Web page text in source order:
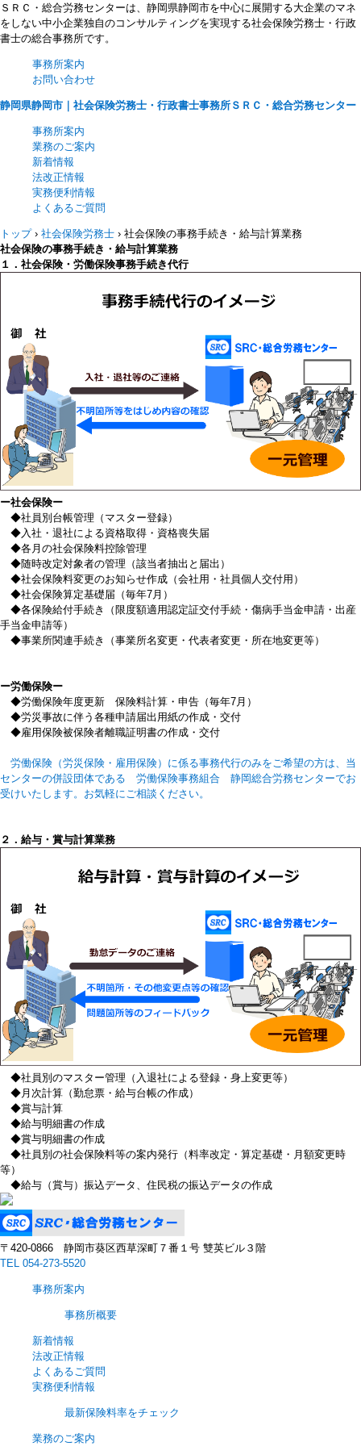
ＳＲＣ・総合労務センターは、静岡県静岡市を中心に展開する大企業のマネ
をしない中小企業独自のコンサルティングを実現する社会保険労務士・行政
書士の総合事務所です。
事務所案内
お問い合わせ
静岡県静岡市｜社会保険労務士・行政書士事務所ＳＲＣ・総合労務センター
事務所案内
業務のご案内
新着情報
法改正情報
実務便利情報
よくあるご質問
トップ› 社会保険労務士 › 社会保険の事務手続き・給与計算業務
社会保険の事務手続き・給与計算業務
１．社会保険・労働保険事務手続き代行
ー社会保険ー
◆社員別台帳管理（マスター登録）
◆入社・退社による資格取得・資格喪失届
◆各月の社会保険料控除管理
◆随時改定対象者の管理（該当者抽出と届出）
◆社会保険料変更のお知らせ作成（会社用・社員個人交付用）
◆社会保険算定基礎届（毎年7月）
◆各保険給付手続き（限度額適用認定証交付手続・傷病手当金申請・出産
手当金申請等）
◆事業所関連手続き（事業所名変更・代表者変更・所在地変更等）
ー労働保険ー
◆労働保険年度更新 保険料計算・申告（毎年7月）
◆労災事故に伴う各種申請届出用紙の作成・交付
◆雇用保険被保険者離職証明書の作成・交付
労働保険（労災保険・雇用保険）に係る事務代行のみをご希望の方は、当
センターの併設団体である 労働保険事務組合 静岡総合労務センターでお
受けいたします。お気軽にご相談ください。
２．給与・賞与計算業務
◆社員別のマスター管理（入退社による登録・身上変更等）
◆月次計算（勤怠票・給与台帳の作成）
◆賞与計算
◆給与明細書の作成
◆賞与明細書の作成
◆社員別の社会保険料等の案内発行（料率改定・算定基礎・月額変更時
等）
◆給与（賞与）振込データ、住民税の振込データの作成
〒420‐0866 静岡市葵区西草深町７番１号 雙英ビル３階
TEL 054-273-5520
事務所案内
事務所概要
新着情報
法改正情報
よくあるご質問
実務便利情報
最新保険料率をチェック
業務のご案内